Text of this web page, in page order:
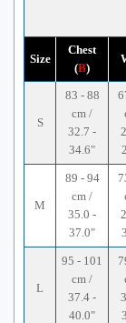
Size
Chest
(B)
S
83 - 88
cm /
32.7 -
34.6"
M
89 - 94
cm /
35.0 -
37.0"
L
95 - 101
cm /
37.4 -
40.0"